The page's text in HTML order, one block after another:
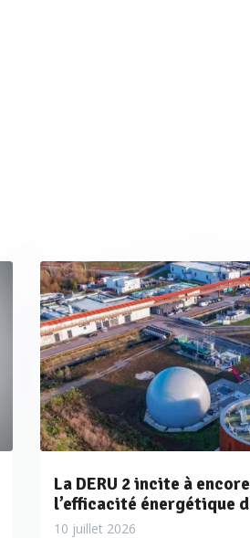
La DERU 2 incite à
l’efficacité énergétique
10 juillet 2026